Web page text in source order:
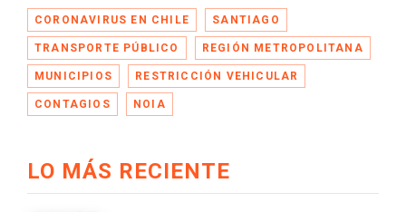
CORONAVIRUS EN CHILE SANTIAGO
TRANSPORTE PÚBLICO REGIÓN METROPOLITANA
MUNICIPIOS RESTRICCIÓN VEHICULAR
CONTAGIOS NOIA
LO MÁS RECIENTE